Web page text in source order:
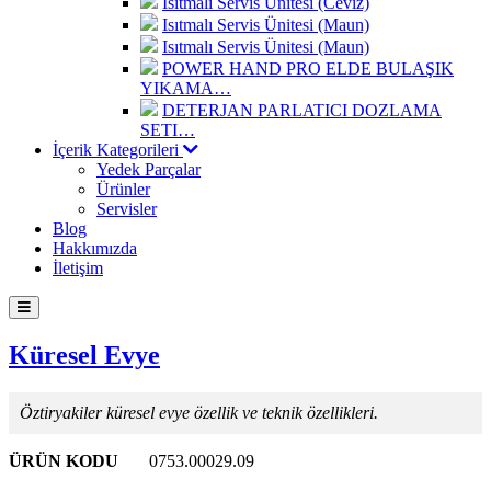
Isıtmalı Servis Ünitesi (Maun)
Isıtmalı Servis Ünitesi (Maun)
POWER HAND PRO ELDE BULAŞIK
YIKAMA…
DETERJAN PARLATICI DOZLAMA
SETI…
İçerik Kategorileri
Yedek Parçalar
Ürünler
Servisler
Blog
Hakkımızda
İletişim
Küresel Evye
Öztiryakiler küresel evye özellik ve teknik özellikleri.
ÜRÜN KODU
0753.00029.09